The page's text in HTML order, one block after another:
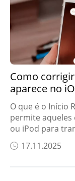
Como
aparece no
O que é o Início
permite aqueles
ou iPod para
17.11.2025